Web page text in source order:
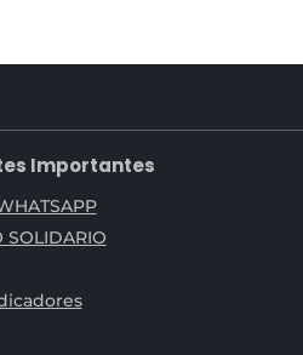
Importantes
SOLIDARIO